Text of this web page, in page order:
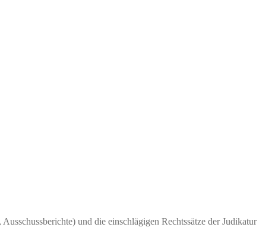
und die einschlägigen Rechtssätze der Judikatur